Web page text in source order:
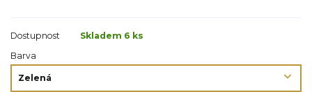
Dostupnost
Skladem 6 ks
Barva